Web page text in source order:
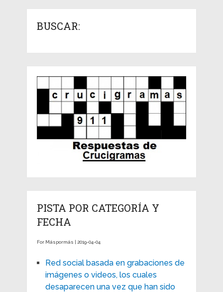
BUSCAR:
PISTA POR CATEGORÍA Y
FECHA
For Máspormás | 2019-04-04
Red social basada en grabaciones de
imágenes o videos, los cuales
desaparecen una vez que han sido